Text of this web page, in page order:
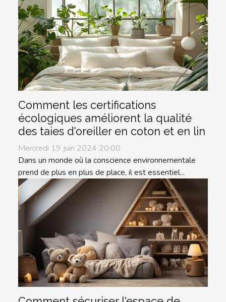
Comment les certifications
écologiques améliorent la qualité
des taies d'oreiller en coton et en lin
Mercredi 19 juin 2024 20:00
Dans un monde où la conscience environnementale
prend de plus en plus de place, il est essentiel...